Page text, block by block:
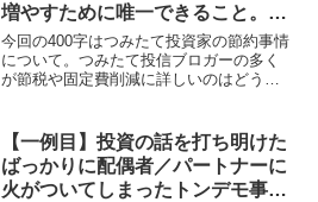
増やすために唯一できること。を
400字で。
今回の400字はつみたて投資家の節約事情
について。つみたて投信ブロガーの多く
が節税や固定費削減に詳しいのはどうし
この中で自助努力で増やせるものは？つ
みたて投資の...
【一例目】投資の話を打ち明けた
ばっかりに配偶者／パートナーに
火がついてしまったトンデモ事例